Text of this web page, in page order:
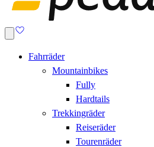
Fahrräder
Mountainbikes
Fully
Hardtails
Trekkingräder
Reiseräder
Tourenräder